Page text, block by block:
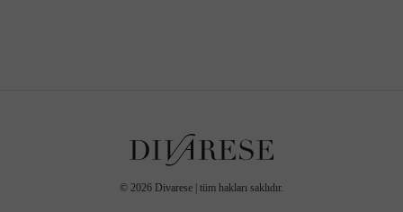
© 2026 Divarese | tüm hakları saklıdır.